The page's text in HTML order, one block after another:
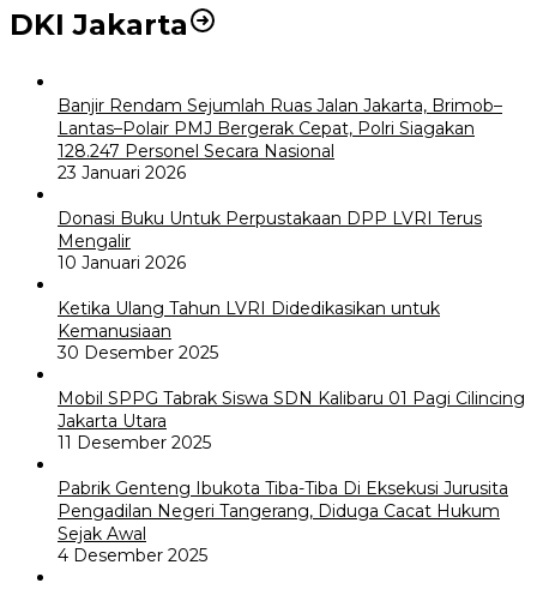
DKI Jakarta
Banjir Rendam Sejumlah Ruas Jalan Jakarta, Brimob–
Lantas–Polair PMJ Bergerak Cepat, Polri Siagakan
128.247 Personel Secara Nasional
23 Januari 2026
Donasi Buku Untuk Perpustakaan DPP LVRI Terus
Mengalir
10 Januari 2026
Ketika Ulang Tahun LVRI Didedikasikan untuk
Kemanusiaan
30 Desember 2025
Mobil SPPG Tabrak Siswa SDN Kalibaru 01 Pagi Cilincing
Jakarta Utara
11 Desember 2025
Pabrik Genteng Ibukota Tiba-Tiba Di Eksekusi Jurusita
Pengadilan Negeri Tangerang, Diduga Cacat Hukum
Sejak Awal
4 Desember 2025